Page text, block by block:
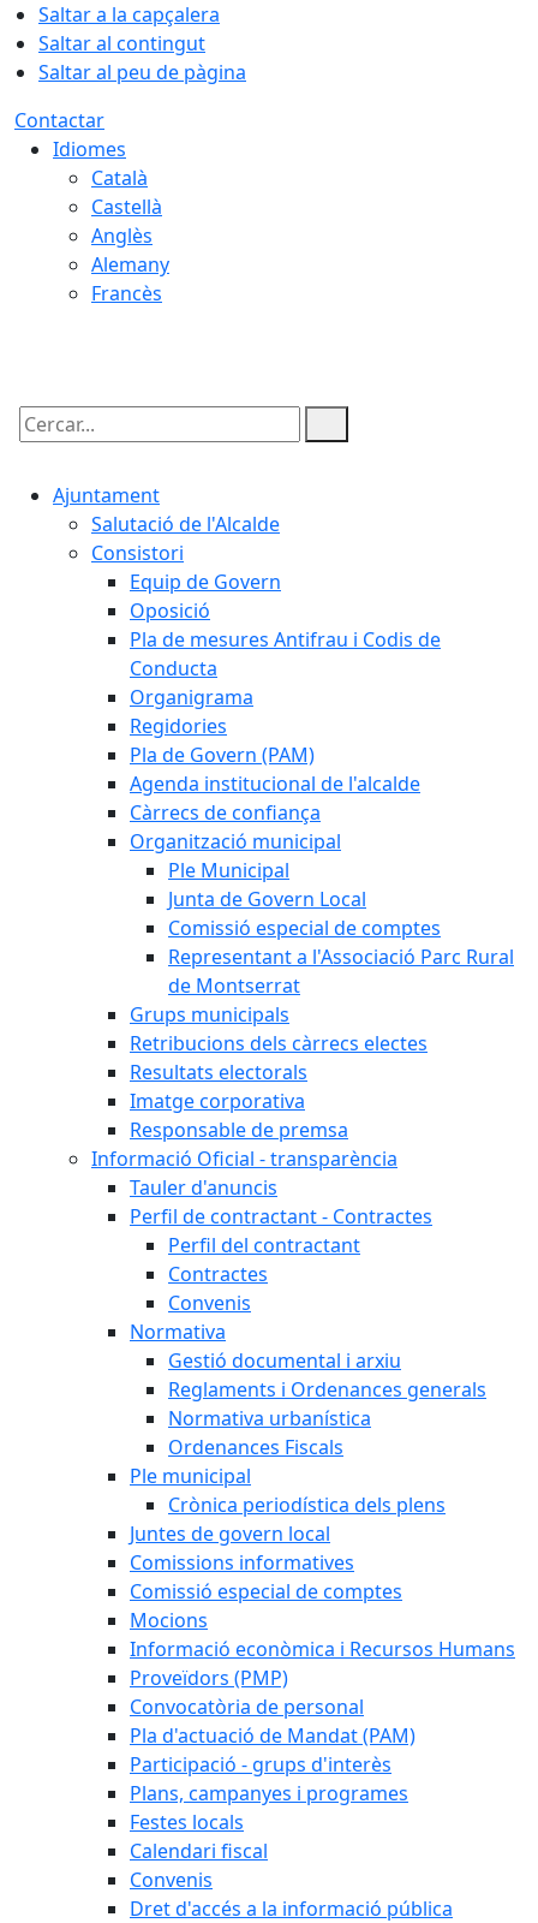
Saltar a la capçalera
Saltar al contingut
Saltar al peu de pàgina
Contactar
Idiomes
Català
Castellà
Anglès
Alemany
Francès
Cercar:
Ajuntament
Salutació de l'Alcalde
Consistori
Equip de Govern
Oposició
Pla de mesures Antifrau i Codis de
Conducta
Organigrama
Regidories
Pla de Govern (PAM)
Agenda institucional de l'alcalde
Càrrecs de confiança
Organització municipal
Ple Municipal
Junta de Govern Local
Comissió especial de comptes
Representant a l'Associació Parc Rural
de Montserrat
Grups municipals
Retribucions dels càrrecs electes
Resultats electorals
Imatge corporativa
Responsable de premsa
Informació Oficial - transparència
Tauler d'anuncis
Perfil de contractant - Contractes
Perfil del contractant
Contractes
Convenis
Normativa
Gestió documental i arxiu
Reglaments i Ordenances generals
Normativa urbanística
Ordenances Fiscals
Ple municipal
Crònica periodística dels plens
Juntes de govern local
Comissions informatives
Comissió especial de comptes
Mocions
Informació econòmica i Recursos Humans
Proveïdors (PMP)
Convocatòria de personal
Pla d'actuació de Mandat (PAM)
Participació - grups d'interès
Plans, campanyes i programes
Festes locals
Calendari fiscal
Convenis
Dret d'accés a la informació pública